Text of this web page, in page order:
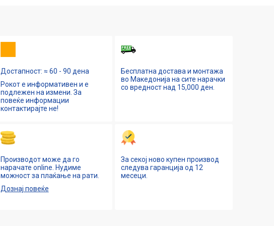
Достапност: ≈ 60 - 90 дена
Рокот е информативен и е
подлежен на измени. За
повеќе информации
контактирајте не!
Бесплатна достава и монтажа
во Македонија на сите нарачки
со вредност над 15,000 ден.
Производот може да го
нарачате online. Нудиме
можност за плаќање на рати.
Дознај повеќе
За секој ново купен производ
следува гаранција од 12
месеци.